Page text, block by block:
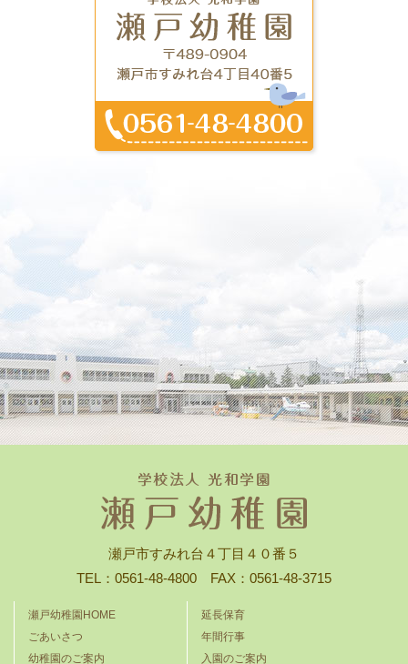
瀬戸市すみれ台４丁目４０番５
TEL：0561-48-4800 FAX：0561-48-3715
瀬戸幼稚園HOME
ごあいさつ
幼稚園のご案内
延長保育
年間行事
入園のご案内